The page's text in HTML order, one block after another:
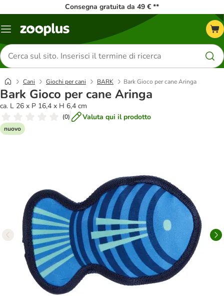
Consegna gratuita da 49 € **
Overview
Cerca
prodotti
Cani Giochi per cani BARK Bark Gioco per cane Aringa
Bark Gioco per cane Aringa
ca. L 26 x P 16,4 x H 6,4 cm
(0) Valuta qui il prodotto
nuovo